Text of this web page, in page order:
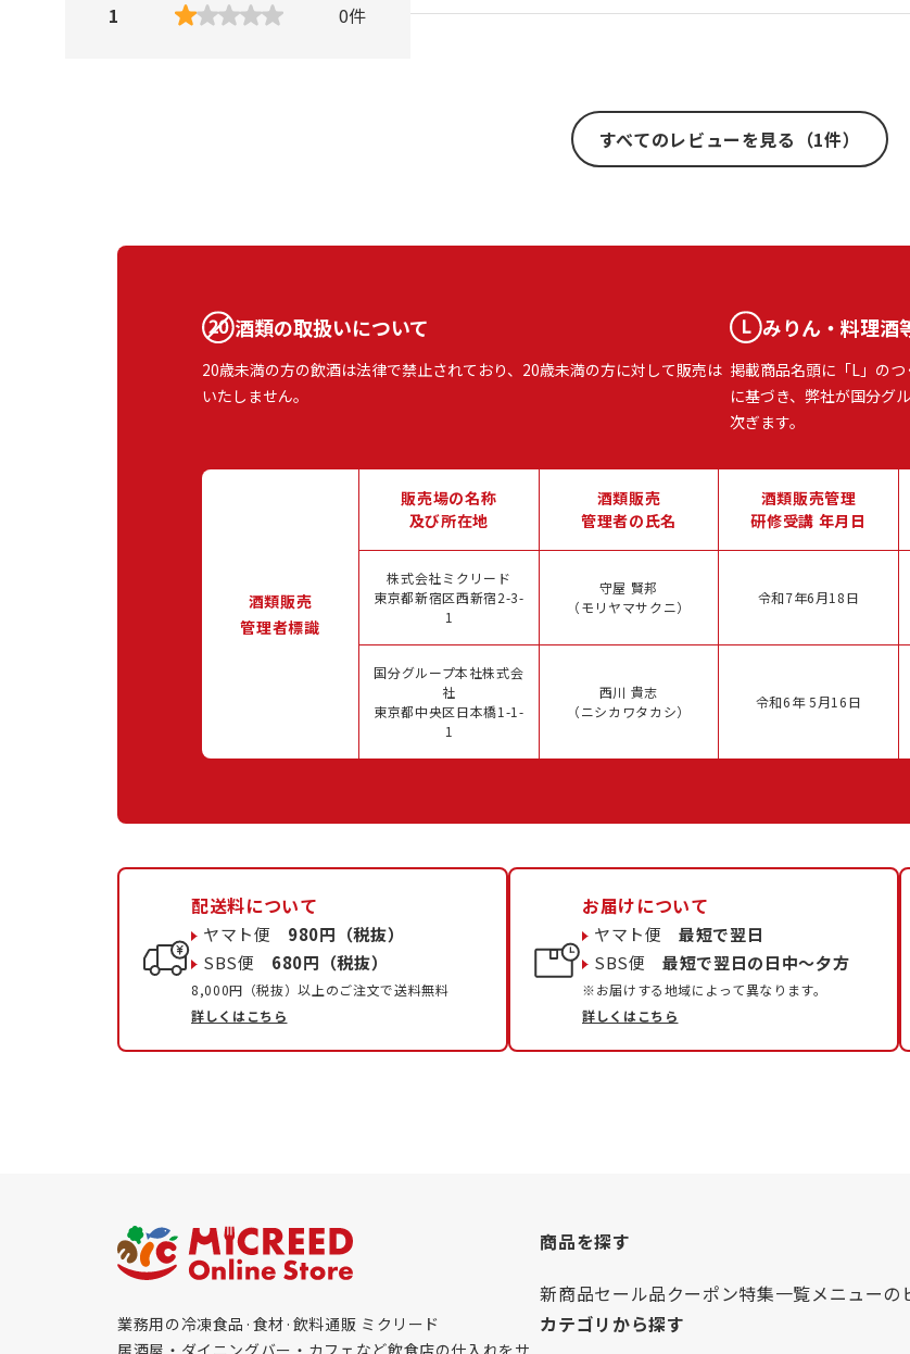
1
0件
すべてのレビューを見る（1件）
酒類の取扱いについて
20歳未満の方の飲酒は法律で禁止されており、20歳未満の方に対して販売は
いたしません。
みりん・料理酒
掲載商品名頭に「L」の
に基づき、弊社が国分グ
次ぎます。
酒類販売
管理者標識
販売場の名称
及び所在地
酒類販売
管理者の氏名
酒類販売管理
研修受講 年月日
株式会社ミクリード
東京都新宿区西新宿2-3-
1
守屋 賢邦
（モリヤマサクニ）
令和7年6月18日
国分グループ本社株式会
社
東京都中央区日本橋1-1-
1
西川 貴志
（ニシカワタカシ）
令和6年 5月16日
配送料について
ヤマト便 980円（税抜）
SBS便 680円（税抜）
8,000円（税抜）以上のご注文で送料無料
詳しくはこちら
お届けについて
ヤマト便最短で翌日
SBS便最短で翌日の日中〜夕方
※お届けする地域によって異なります。
詳しくはこちら
業務用の冷凍食品·食材·飲料通販 ミクリード
商品を探す
新商品セール品クーポン特集一覧メニューの
カテゴリから探す